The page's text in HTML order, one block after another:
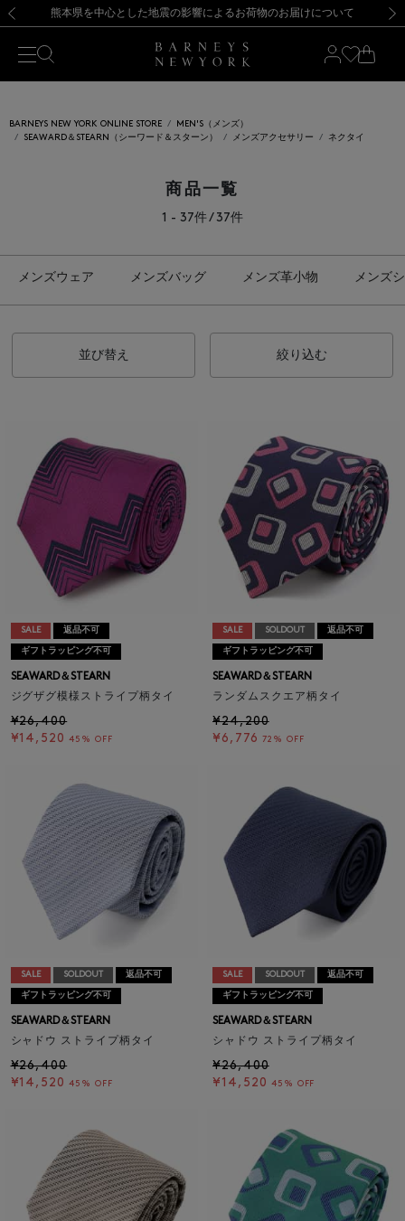
新規登録のお客様も対象！＜MY BARNEYS＞会員のお客様は11,000円（税込）以上のお買上げで常時送料無料！お買い物の際は会員登録を！
【夏季休業に伴う返品・交換承り一時停止のお知らせ】（2026.8.5）
熊本県を中心とした地震の影響によるお荷物のお届けについて
【開催中】SUMMER SALEのご案内・ご注意事項 新規登録のお客様も対象！＜MY BARNEYS＞会員のお客様は11,000円（税込）以上のお買上げで常時送料無料！お買い物の際は会員登録を！
【夏季休業に伴う返品・交換承り一時停止のお知らせ】（2026.8.5）
BARNEYS NEW YORK ONLINE STORE
MEN'S（メンズ）
SEAWARD＆STEARN（シーワード＆スターン）
メンズアクセサリー ネクタイ
商品一覧
1 - 37件 / 37件
メンズウェア メンズバッグ メンズ革小物 メンズ
並び替え 絞り込む
SALE 返品不可
ギフトラッピング不可
SEAWARD＆STEARN
ジグザグ模様ストライプ柄タイ
¥26,400
¥14,520 45% OFF
SALE SOLDOUT 返品不可
ギフトラッピング不可
SEAWARD＆STEARN
ランダムスクエア柄タイ
¥24,200
¥6,776 72% OFF
SALE SOLDOUT 返品不可
ギフトラッピング不可
SEAWARD＆STEARN
シャドウ ストライプ柄タイ
¥26,400
¥14,520 45% OFF
SALE SOLDOUT 返品不可
ギフトラッピング不可
SEAWARD＆STEARN
シャドウ ストライプ柄タイ
¥26,400
¥14,520 45% OFF